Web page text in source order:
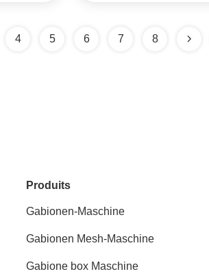
4 5 6 7 8
Produits
Gabionen-Maschine
Gabionen Mesh-Maschine
Gabione box Maschine